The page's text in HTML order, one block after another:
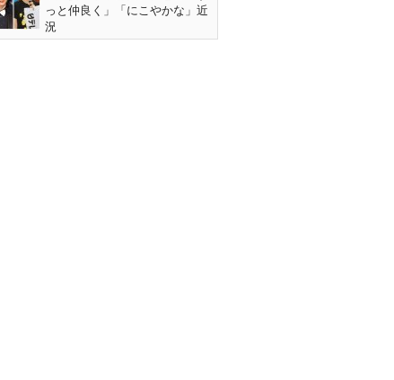
っと仲良く」「にこやかな」近
況